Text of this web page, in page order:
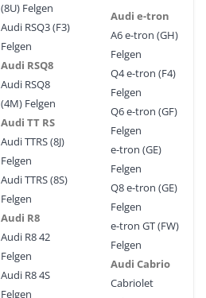
(8U) Felgen
Audi RSQ3 (F3)
Felgen
Audi RSQ8
Audi RSQ8
(4M) Felgen
Audi TT RS
Audi TTRS (8J)
Felgen
Audi TTRS (8S)
Felgen
Audi R8
Audi R8 42
Felgen
Audi R8 4S
Felgen
Audi e-tron
A6 e-tron (GH)
Felgen
Q4 e-tron (F4)
Felgen
Q6 e-tron (GF)
Felgen
e-tron (GE)
Felgen
Q8 e-tron (GE)
Felgen
e-tron GT (FW)
Felgen
Audi Cabrio
Cabriolet